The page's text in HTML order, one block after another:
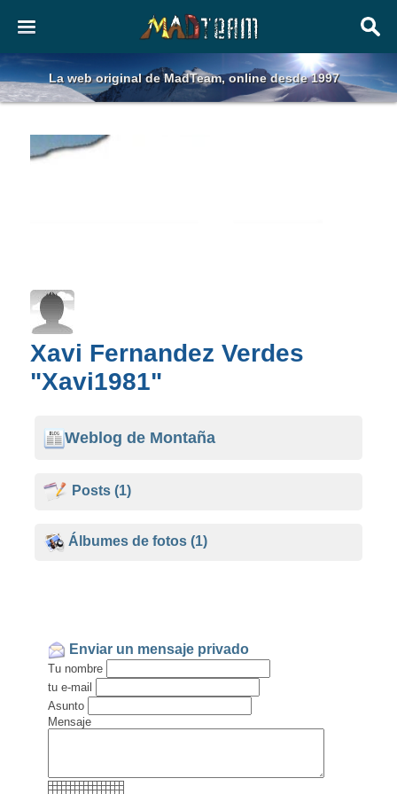
La web original de MadTeam, online desde 1997
Xavi Fernandez Verdes
"Xavi1981"
Weblog de Montaña
Posts (1)
Álbumes de fotos (1)
Enviar un mensaje privado
Tu nombre
tu e-mail
Asunto
Mensaje